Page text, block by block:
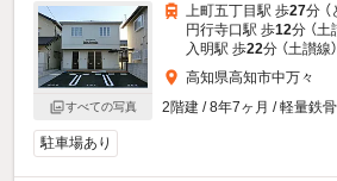
すべての写真
上町五丁目駅 歩27分 （
円行寺口駅 歩12分 （土
入明駅 歩22分 （土讃線）
高知県高知市中万々
2階建 / 8年7ヶ月 / 軽量鉄骨
駐車場あり